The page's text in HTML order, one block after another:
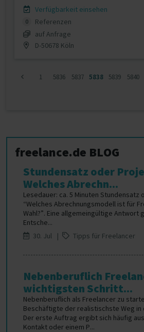
Verfügbarkeit einsehen
0
Referenzen
auf Anfrage
D-50678 Köln
1 5836 5837 5838 5839 5840
freelance.de BLOG
Stundensatz oder
Welches Abrechn...
Lesedauer: ca. 5 Minuten
“Welches Abrechnungsmodell ist für
Wahl?”. Eine allgemeingültige Antwort
Entsche...
30. Jul |
Tipps für Freelancer
Nebenberuflich
wichtigsten Schritt...
Nebenberuflich als Freelancer zu
Beschäftigte der realistischste Weg
Der erste Auftrag ergibt sich häufig
Kontakt oder einem P...